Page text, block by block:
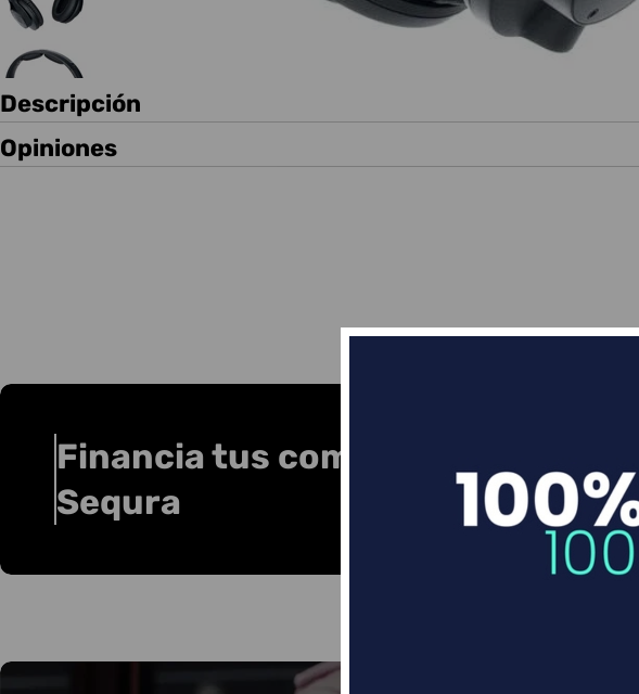
Descripción
Opiniones
Financia tus compras con
Sequra